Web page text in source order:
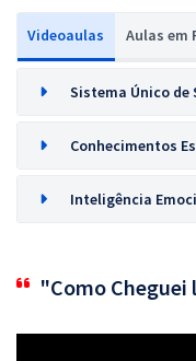
Videoaulas Aulas em
Sistema Único de
Conhecimentos
Inteligência
"Como Cheguei